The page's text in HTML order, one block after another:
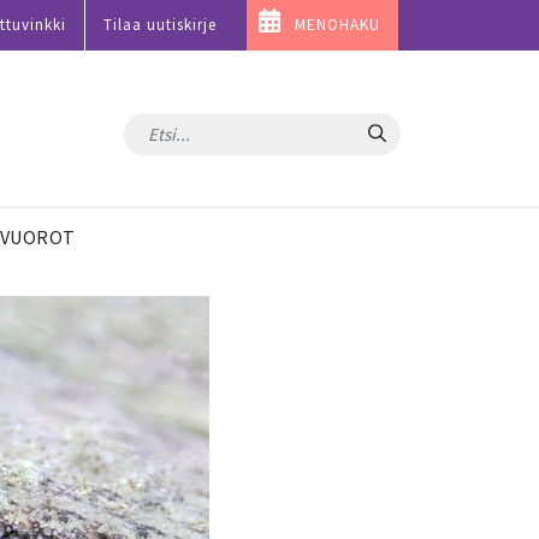
Tilaa uutiskirje MENOHAKU
Hae